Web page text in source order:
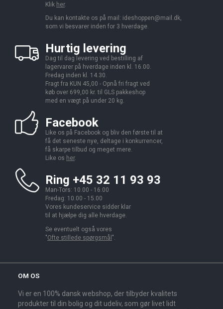
Klik her.
Du kan kontakte os på mail: ideshoppen@mail.dk,
som vi besvarer inden for 3 hverdage.
Hurtig levering
Dag til dag levering ved bestilling af
lagervarer på hverdage inden kl. 16.00.
Fredag inden kl. 14.30.
Fragt fra KUN 45,00 - Opnå fri fragt ved
køb over 699,00 kr. til GLS pakkeshop
med en vægt på under 20 kg.
Facebook
Like os på Facebook og bliv den første til at
få det seneste nye, deltage i konkurrencer,
få skarpe tilbud og meget mere.
Like os her.
Ring +45 32 11 93 93
Man-Tors: 10.00 - 16.00
Fredag: 10.00 - 15.00
Vores kundeservice sidder klar
til at hjælpe dig alle hverdage.
Se eventuelt også vores
"Ofte stillede spørgsmål ".
OM OS
Vi er en 100% dansk webshop, der tilbyder kvalitets
produkter til din bolig og dit udeliv, som gør livet lidt